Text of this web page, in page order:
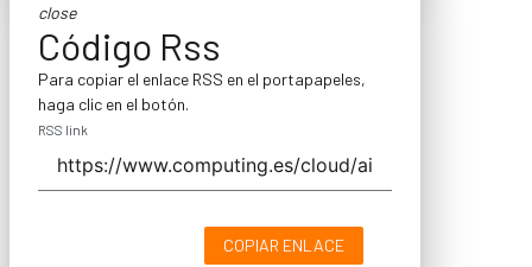
close
Código Rss
Para copiar el enlace RSS en el portapapeles,
haga clic en el botón.
RSS link
COPIAR ENLACE